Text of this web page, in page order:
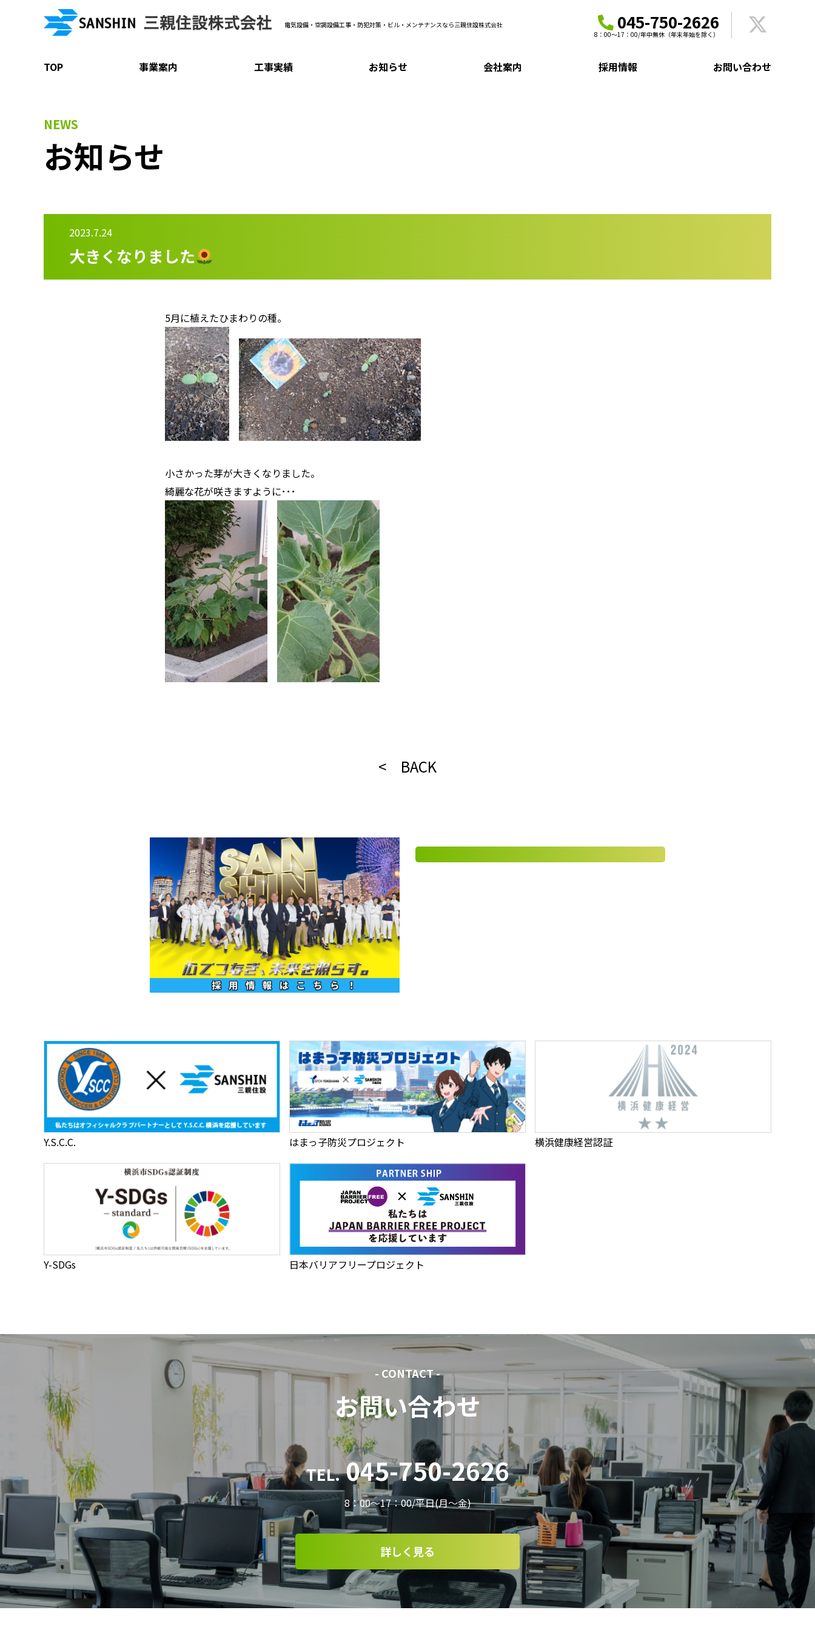
電気設備・空調設備工事・防犯対策・ビル・メンテナンスなら三親住設株式会社 045-750-2626
8：00～17：00/年中無休（年末年始を除く）
TOP 事業案内 工事実績 お知らせ 会社案内 採用情報 お問い合わせ
NEWS
お知らせ
2023.7.24
大きくなりました
5月に植えたひまわりの種。
小さかった芽が大きくなりました。
綺麗な花が咲きますように･･･
< BACK
Y.S.C.C. はまっ子防災プロジェクト 横浜健康経営認証
Y-SDGs 日本バリアフリープロジェクト
- CONTACT -
お問い合わせ
TEL.045-750-2626
8：00～17：00/平日(月～金)
詳しく見る